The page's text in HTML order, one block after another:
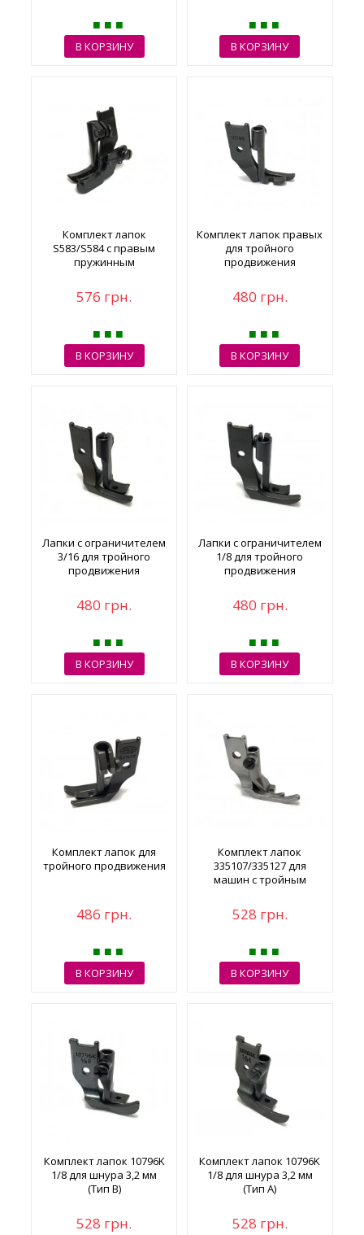
В КОРЗИНУ В КОРЗИНУ
Комплект лапок
S583/S584 с правым
пружинным
576 грн.
В КОРЗИНУ
Комплект лапок правых
для тройного
продвижения
480 грн.
В КОРЗИНУ
Лапки с ограничителем
3/16 для тройного
продвижения
480 грн.
В КОРЗИНУ
Лапки с ограничителем
1/8 для тройного
продвижения
480 грн.
В КОРЗИНУ
Комплект лапок для
тройного продвижения
486 грн.
В КОРЗИНУ
Комплект лапок
335107/335127 для
машин с тройным
528 грн.
В КОРЗИНУ
Комплект лапок 10796K
1/8 для шнура 3,2 мм
(Тип В)
528 грн.
Комплект лапок 10796K
1/8 для шнура 3,2 мм
(Тип A)
528 грн.